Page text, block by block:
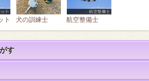
ト 犬の訓練士 航空整備士
す